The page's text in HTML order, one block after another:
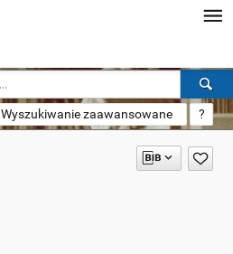
Wyszukiwanie zaawansowane ?